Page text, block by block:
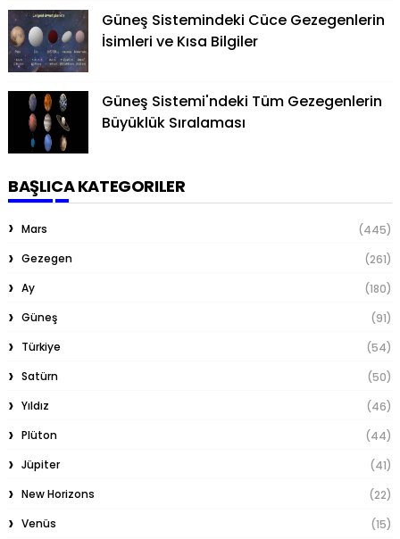
Güneş Sistemindeki Cüce Gezegenlerin
İsimleri ve Kısa Bilgiler
Güneş Sistemi'ndeki Tüm Gezegenlerin
Büyüklük Sıralaması
BAŞLICA KATEGORILER
Mars
(445)
Gezegen
(261)
Ay
(180)
Güneş
(91)
Türkiye
(54)
Satürn
(50)
Yıldız
(46)
Plüton
(44)
Jüpiter
(41)
New Horizons
(22)
Venüs
(15)